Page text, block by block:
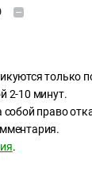
только
2-10 минут.
собой право
.